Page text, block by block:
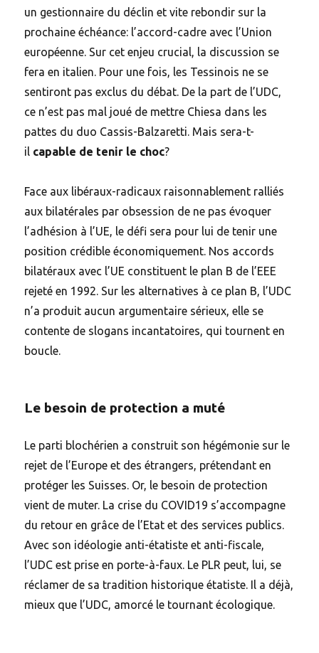
un gestionnaire du déclin et vite rebondir sur la
prochaine échéance: l’accord-cadre avec l’Union
européenne. Sur cet enjeu crucial, la discussion se
fera en italien. Pour une fois, les Tessinois ne se
sentiront pas exclus du débat. De la part de l’UDC,
ce n’est pas mal joué de mettre Chiesa dans les
pattes du duo Cassis-Balzaretti. Mais sera-t-
il capable de tenir le choc?
Face aux libéraux-radicaux raisonnablement ralliés
aux bilatérales par obsession de ne pas évoquer
l’adhésion à l’UE, le défi sera pour lui de tenir une
position crédible économiquement. Nos accords
bilatéraux avec l’UE constituent le plan B de l’EEE
rejeté en 1992. Sur les alternatives à ce plan B, l’UDC
n’a produit aucun argumentaire sérieux, elle se
contente de slogans incantatoires, qui tournent en
boucle.
Le besoin de protection a muté
Le parti blochérien a construit son hégémonie sur le
rejet de l’Europe et des étrangers, prétendant en
protéger les Suisses. Or, le besoin de protection
vient de muter. La crise du COVID19 s’accompagne
du retour en grâce de l’Etat et des services publics.
Avec son idéologie anti-étatiste et anti-fiscale,
l’UDC est prise en porte-à-faux. Le PLR peut, lui, se
réclamer de sa tradition historique étatiste. Il a déjà,
mieux que l’UDC, amorcé le tournant écologique.